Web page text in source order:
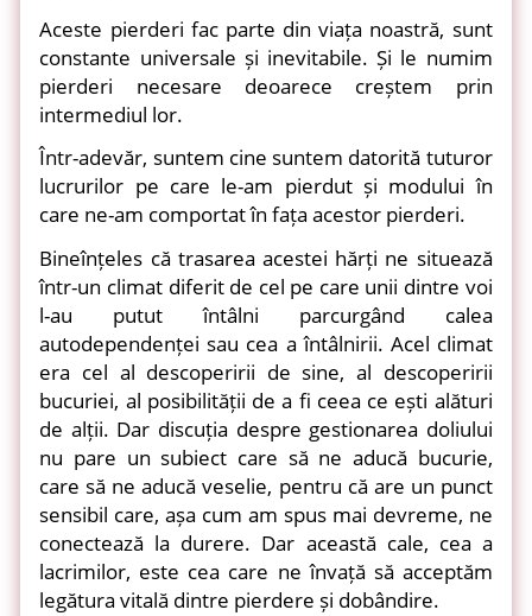
Aceste pierderi fac parte din viața noastră, sunt
constante universale și inevitabile. Și le numim
pierderi necesare deoarece creștem prin
intermediul lor.
Într-adevăr, suntem cine suntem datorită tuturor
lucrurilor pe care le-am pierdut și modului în
care ne-am comportat în fața acestor pierderi.
Bineînțeles că trasarea acestei hărți ne situează
într-un climat diferit de cel pe care unii dintre voi
l-au putut întâlni parcurgând calea
autodependenței sau cea a întâlnirii. Acel climat
era cel al descoperirii de sine, al descoperirii
bucuriei, al posibilității de a fi ceea ce ești alături
de alții. Dar discuția despre gestionarea doliului
nu pare un subiect care să ne aducă bucurie,
care să ne aducă veselie, pentru că are un punct
sensibil care, așa cum am spus mai devreme, ne
conectează la durere. Dar această cale, cea a
lacrimilor, este cea care ne învață să acceptăm
legătura vitală dintre pierdere și dobândire.